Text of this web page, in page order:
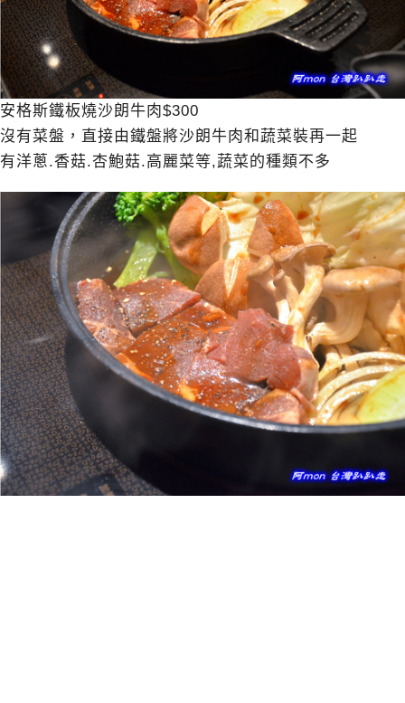
安格斯鐵板燒沙朗牛肉$300
沒有菜盤，直接由鐵盤將沙朗牛肉和蔬菜裝再一起
有洋蔥.香菇.杏鮑菇.高麗菜等,蔬菜的種類不多